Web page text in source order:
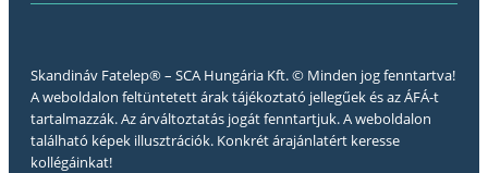
Skandináv Fatelep® – SCA Hungária Kft. © Minden jog fenntartva!
A weboldalon feltüntetett árak tájékoztató jellegűek és az ÁFÁ-t
tartalmazzák. Az árváltoztatás jogát fenntartjuk. A weboldalon
található képek illusztrációk. Konkrét árajánlatért keresse
kollégáinkat!